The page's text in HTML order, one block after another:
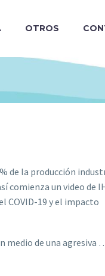
OTROS
de la producción
comienza un video de
COVID-19 y el impacto
medio de una agresiva